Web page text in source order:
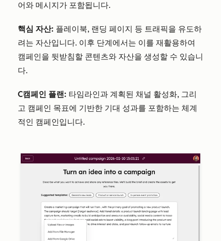
어와 메시지가 포함됩니다.
핵심 자산: 플레이북, 랜딩 페이지 등 트래픽을 유도하
려는 자산입니다. 이후 단계에서는 이를 재활용하여
캠페인을 뒷받침할 콘텐츠와 자산을 생성할 수 있습니
다.
C캠페인 플랜: 타임라인과 계획된 채널 활성화, 그리
고 캠페인 목표에 기반한 기대 성과를 포함하는 체계
적인 캠페인입니다.